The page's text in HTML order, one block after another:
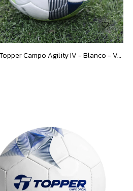
Pelota Topper Campo Agility IV - Blanco - Verde - Azul